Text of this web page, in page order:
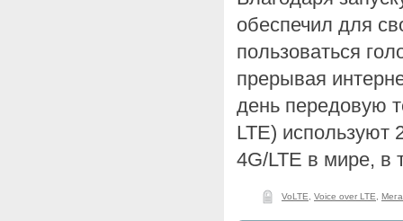
обеспечил для
пользоваться
прерывая
день передовую
LTE) используют
4G/LTE в мире,
VoLTE Voice over LTE